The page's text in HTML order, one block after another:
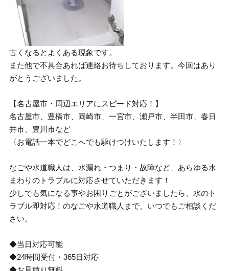
古くなるとよくある現象です。
また他で不具合あれば連絡お待ちしております。今回はあり
がとうございました。
【名古屋市・周辺エリアにスピード対応！】
名古屋市、豊橋市、岡崎市、一宮市、瀬戸市、半田市、春日
井市、豊川市など
〈お電話一本でどこへでも駆けつけいたします！〉
なごや水道職人は、水漏れ・つまり・故障など、あらゆる水
まわりのトラブルに対応させていただきます！
少しでも気になる事やお困りごとがございましたら、水のト
ラブル即対応！のなごや水道職人まで、いつでもご相談くだ
さい。
◆当日対応可能
◆24時間受付・365日対応